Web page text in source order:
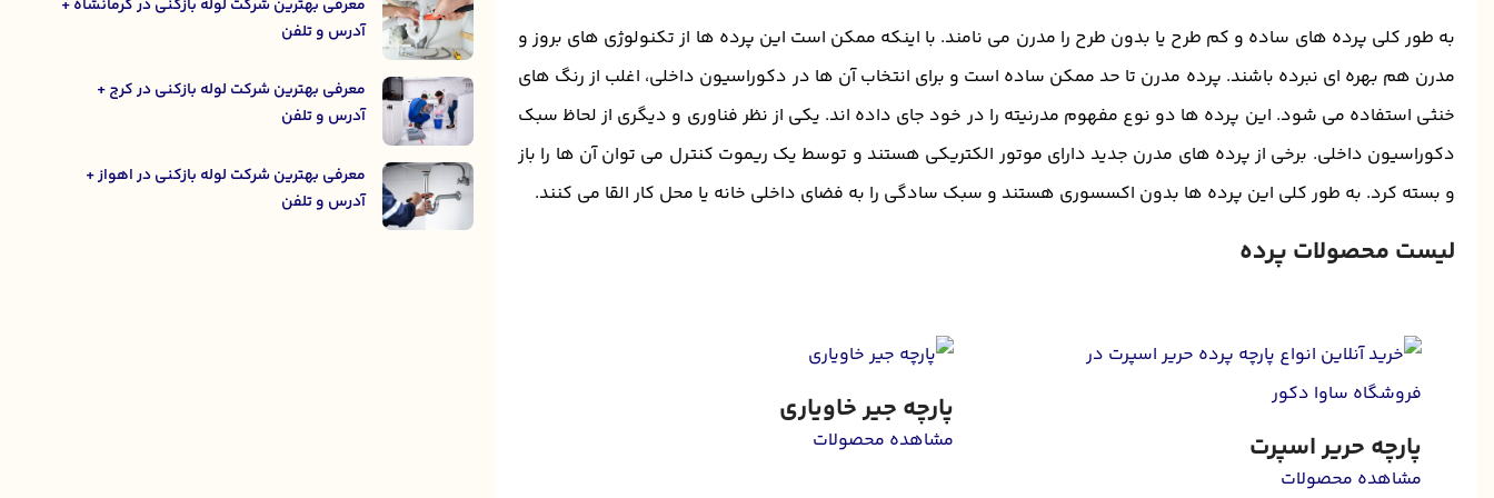
به طور کلی پرده های ساده و کم طرح یا بدون طرح را مدرن می نامند. با اینکه ممکن است این پرده ها از تکنولوژی های بروز و
مدرن هم بهره ای نبرده باشند. پرده مدرن تا حد ممکن ساده است و برای انتخاب آن ها در دکوراسیون داخلی، اغلب از رنگ های
خنثی استفاده می شود. این پرده ها دو نوع مفهوم مدرنیته را در خود جای داده اند. یکی از نظر فناوری و دیگری از لحاظ سبک
دکوراسیون داخلی. برخی از پرده های مدرن جدید دارای موتور الکتریکی هستند و توسط یک ریموت کنترل می توان آن ها را باز
و بسته کرد. به طور کلی این پرده ها بدون اکسسوری هستند و سبک سادگی را به فضای داخلی خانه یا محل کار القا می کنند.
لیست محصولات پرده
پارچه حریر اسپرت
مشاهده محصولات
پارچه جیر خاویاری
مشاهده محصولات
معرفی بهترین شرکت لوله بازکنی در کرمانشاه +
آدرس و تلفن
معرفی بهترین شرکت لوله بازکنی در کرج +
آدرس و تلفن
معرفی بهترین شرکت لوله بازکنی در اهواز +
آدرس و تلفن